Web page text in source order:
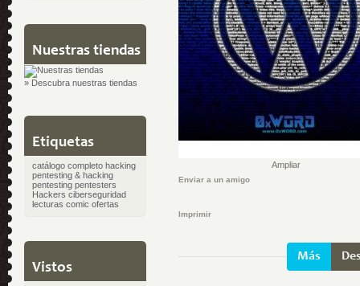
Nuestras tiendas
» Descubra nuestras tiendas
Etiquetas
catálogo completo hacking
pentesting & hacking
pentesting pentesters
Hackers ciberseguridad
lecturas comic ofertas
Vistos
Ampliar
Enviar a un amigo
Imprimir
Más